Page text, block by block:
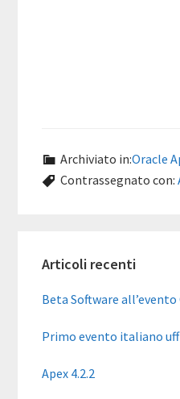
Archiviato in:Oracle
Contrassegnato con:
laterale
primaria
Articoli recenti
Beta Software all’evento
Primo evento italiano
Apex 4.2.2